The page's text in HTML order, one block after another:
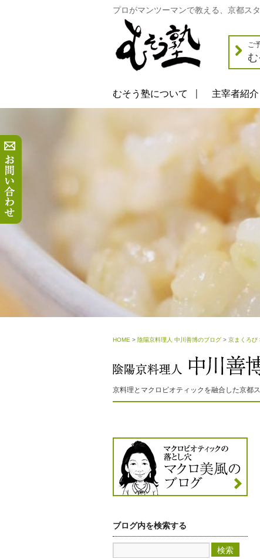
プロがマンツーマンで教える、京都ス
ご
むそう塾について 主宰者紹介
HOME > 陰陽京料理人 中川善博のブログ > 京まくろび
京料理とマクロビオティックを融合した京都
ブログ内を検索する